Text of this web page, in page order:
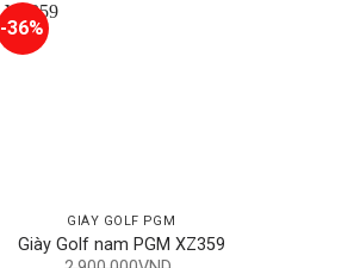
-36%
GIÀY GOLF PGM
Giày Golf nam PGM XZ359